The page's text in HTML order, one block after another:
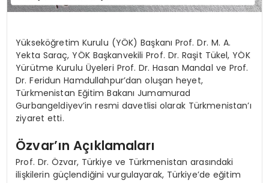
YAŞAM
Yükseköğretim Kurulu (YÖK) Başkanı Prof. Dr. M. A.
Yekta Saraç, YÖK Başkanvekili Prof. Dr. Raşit Tükel, YÖK
Yürütme Kurulu Üyeleri Prof. Dr. Hasan Mandal ve Prof.
Dr. Feridun Hamdullahpur’dan oluşan heyet,
Türkmenistan Eğitim Bakanı Jumamurad
Gurbangeldiyev’in resmi davetlisi olarak Türkmenistan’ı
ziyaret etti.
Özvar’ın Açıklamaları
Prof. Dr. Özvar, Türkiye ve Türkmenistan arasındaki
ilişkilerin güçlendiğini vurgulayarak, Türkiye’de eğitim